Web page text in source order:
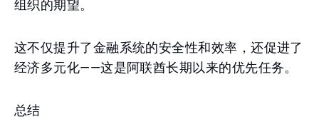
组织的期望。
这不仅提升了金融系统的安全性和效率，还促进了
经济多元化——这是阿联酋长期以来的优先任务。
总结